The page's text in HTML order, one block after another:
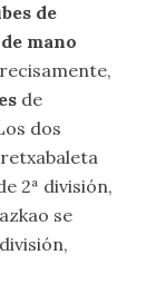
de
mano
de
dos
2ª división,
se